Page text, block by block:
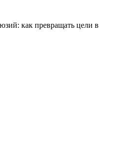
как превращать цели в